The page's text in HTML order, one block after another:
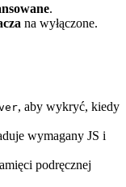
.
na wyłączone.
, aby wykryć, kiedy
wymagany JS i
podręcznej